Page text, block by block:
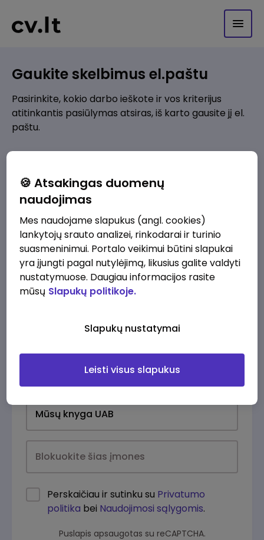
Gaukite skelbimus el.paštu
Pasirinkite, kokio darbo ieškote ir vos kriterijus
atitinkantis pasiūlymas atsiras, iš karto gausite jį el.
paštu.
Pridėti naują
Kokios srities darbo pasiūlymai jus domina?
Pridėti naują
Perskaičiau ir sutinku su Privatumo
politika bei Naudojimosi sąlygomis.
Puslapis apsaugotas su reCAPTCHA.
🍪 Atsakingas duomenų
naudojimas
Mes naudojame slapukus (angl. cookies)
lankytojų srauto analizei, rinkodarai ir turinio
suasmeninimui. Portalo veikimui būtini slapukai
yra įjungti pagal nutylėjimą, likusius galite valdyti
nustatymuose. Daugiau informacijos rasite
mūsų Slapukų politikoje.
Slapukų nustatymai
Leisti visus slapukus